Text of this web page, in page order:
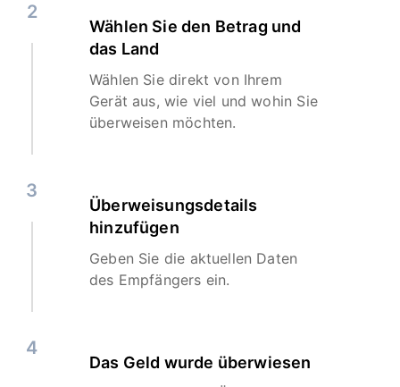
2
Wählen Sie den Betrag und
das Land
Wählen Sie direkt von Ihrem
Gerät aus, wie viel und wohin Sie
überweisen möchten.
3
Überweisungsdetails
hinzufügen
Geben Sie die aktuellen Daten
des Empfängers ein.
4
Das Geld wurde überwiesen